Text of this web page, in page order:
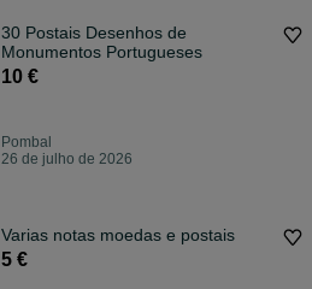
30 Postais Desenhos de
Monumentos Portugueses
10 €
Pombal
26 de julho de 2026
Varias notas moedas e postais
5 €